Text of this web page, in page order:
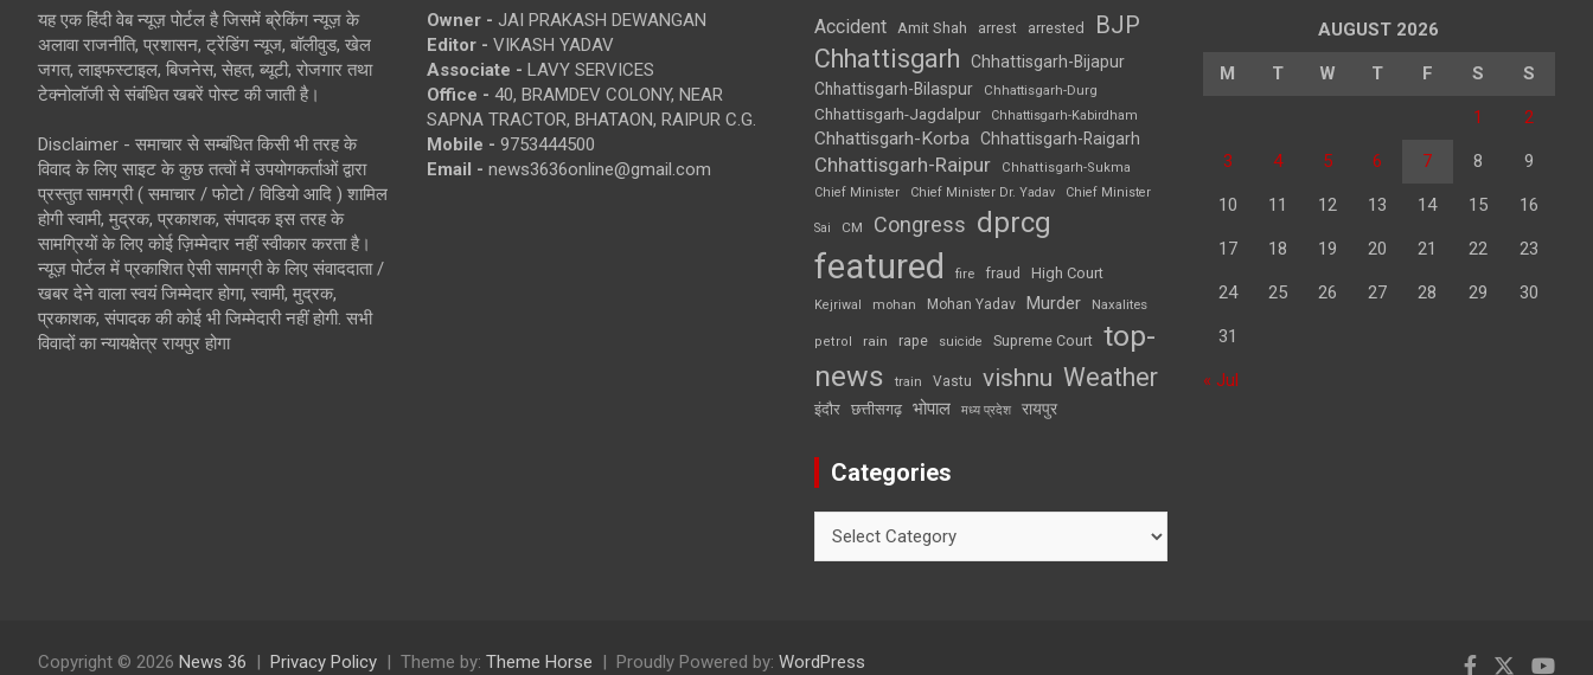
यह एक हिंदी वेब न्यूज़ पोर्टल है जिसमें ब्रेकिंग न्यूज़ के
अलावा राजनीति, प्रशासन, ट्रेंडिंग न्यूज, बॉलीवुड, खेल
जगत, लाइफस्टाइल, बिजनेस, सेहत, ब्यूटी, रोजगार तथा
टेक्नोलॉजी से संबंधित खबरें पोस्ट की जाती है।
Disclaimer - समाचार से सम्बंधित किसी भी तरह के
विवाद के लिए साइट के कुछ तत्वों में उपयोगकर्ताओं द्वारा
प्रस्तुत सामग्री ( समाचार / फोटो / विडियो आदि ) शामिल
होगी स्वामी, मुद्रक, प्रकाशक, संपादक इस तरह के
सामग्रियों के लिए कोई ज़िम्मेदार नहीं स्वीकार करता है।
न्यूज़ पोर्टल में प्रकाशित ऐसी सामग्री के लिए संवाददाता /
खबर देने वाला स्वयं जिम्मेदार होगा, स्वामी, मुद्रक,
प्रकाशक, संपादक की कोई भी जिम्मेदारी नहीं होगी. सभी
विवादों का न्यायक्षेत्र रायपुर होगा
Owner - JAI PRAKASH DEWANGAN
Editor - VIKASH YADAV
Associate - LAVY SERVICES
Office - 40, BRAMDEV COLONY, NEAR
SAPNA TRACTOR, BHATAON, RAIPUR C.G.
Mobile - 9753444500
Email - news3636online@gmail.com
Accident Amit Shah arrest arrested BJP
Chhattisgarh
Chhattisgarh-Bijapur
Chhattisgarh-Bilaspur
Chhattisgarh-Durg
Chhattisgarh-Jagdalpur Chhattisgarh-Kabirdham
Chhattisgarh-Korba Chhattisgarh-Raigarh
Chhattisgarh-Raipur
Chhattisgarh-Sukma
Chief Minister
Chief Minister Dr. Yadav Chief Minister
Sai CM Congress dprcg
featured fire fraud High Court
Kejriwal mohan Mohan Yadav Murder Naxalites
petrol rain rape suicide Supreme Court top-
news
train Vastu vishnu Weather
इंदौर छत्तीसगढ़ भोपाल मध्य प्रदेश रायपुर
Categories
AUGUST 2026
M T W T F S S
1 2
3 4 5 6 7 8 9
10 11 12 13 14 15 16
17 18 19 20 21 22 23
24 25 26 27 28 29 30
31
« Jul
Copyright © 2026 News 36 Privacy Policy Theme by: Theme Horse Proudly Powered by: WordPress